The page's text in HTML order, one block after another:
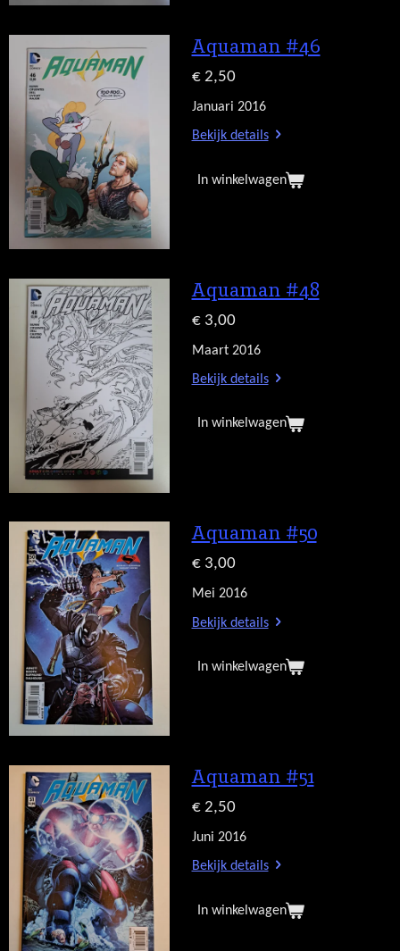
Aquaman #46
€ 2,50
Januari 2016
Bekijk details
In winkelwagen
Aquaman #48
€ 3,00
Maart 2016
Bekijk details
In winkelwagen
Aquaman #50
€ 3,00
Mei 2016
Bekijk details
In winkelwagen
Aquaman #51
€ 2,50
Juni 2016
Bekijk details
In winkelwagen